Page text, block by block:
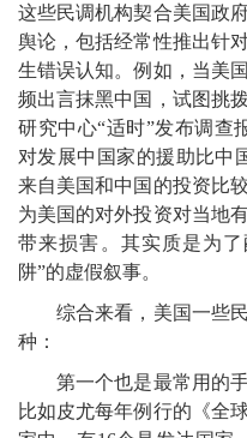
这些民调机构契合美国政
舆论，包括经常性推出针
生错误认知。例如，当美
频出言抹黑中国，试图挑
研究中心“适时”发布调查
对发展中国家的援助比中
来自美国和中国的投资比
为美国的对外投资对当地
带来损害。其实质是为
阱”的虚假叙事。
综合来看，美国一些民
种：
第一个也是最常用的手
比如皮尤每年例行的《全